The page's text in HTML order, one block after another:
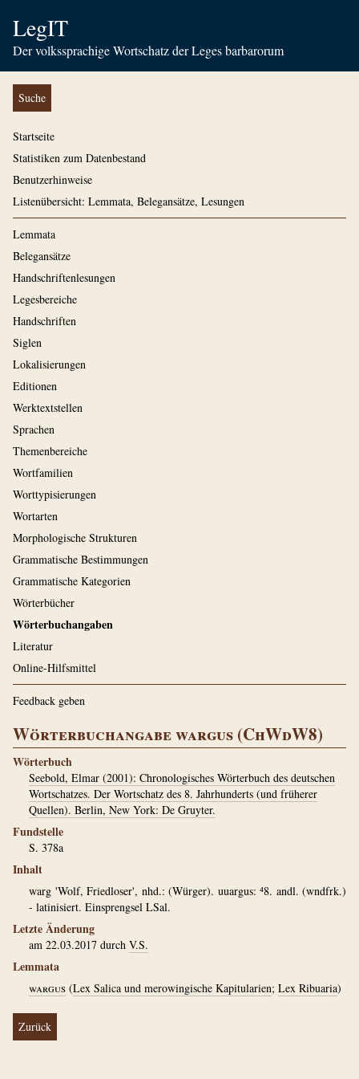
LegIT
Der volkssprachige Wortschatz der Leges barbarorum
Suche
Startseite
Statistiken zum Datenbestand
Benutzerhinweise
Listenübersicht: Lemmata, Belegansätze, Lesungen
Lemmata
Belegansätze
Handschriftenlesungen
Legesbereiche
Handschriften
Siglen
Lokalisierungen
Editionen
Werktextstellen
Sprachen
Themenbereiche
Wortfamilien
Worttypisierungen
Wortarten
Morphologische Strukturen
Grammatische Bestimmungen
Grammatische Kategorien
Wörterbücher
Wörterbuchangaben
Literatur
Online-Hilfsmittel
Feedback geben
Wörterbuchangabe wargus (ChWdW8)
Wörterbuch
Seebold, Elmar (2001): Chronologisches Wörterbuch des deutschen
Wortschatzes. Der Wortschatz des 8. Jahrhunderts (und früherer
Quellen). Berlin, New York: De Gruyter.
Fundstelle
S. 378a
Inhalt
warg 'Wolf, Friedloser', nhd.: (Würger). uuargus: ⁴8. andl. (wndfrk.)
- latinisiert. Einsprengsel LSal.
Letzte Änderung
am 22.03.2017 durch V.S.
Lemmata
wargus (Lex Salica und merowingische Kapitularien; Lex Ribuaria)
Zurück